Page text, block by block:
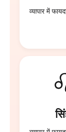
व्यापार में